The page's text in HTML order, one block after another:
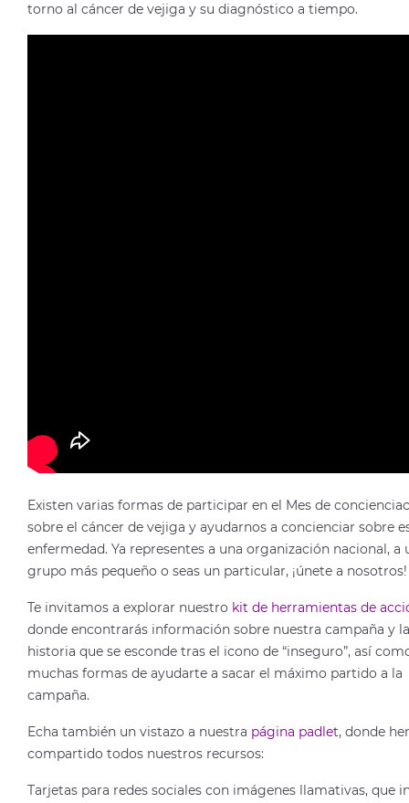
torno al cáncer de vejiga y su diagnóstico a tiempo.
Existen varias formas de participar en el Mes de
sobre el cáncer de vejiga y ayudarnos a concienciar sobre
enfermedad. Ya representes a una organización nacional, a
grupo más pequeño o seas un particular, ¡únete a nosotros!
Te invitamos a explorar nuestro kit de herramientas de
donde encontrarás información sobre nuestra campaña y la
historia que se esconde tras el icono de “inseguro”, así
muchas formas de ayudarte a sacar el máximo partido a la
campaña.
Echa también un vistazo a nuestra página padlet, donde
compartido todos nuestros recursos:
Tarjetas para redes sociales con imágenes llamativas, que